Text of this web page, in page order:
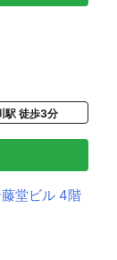
駅 徒歩3分
堂ビル 4階